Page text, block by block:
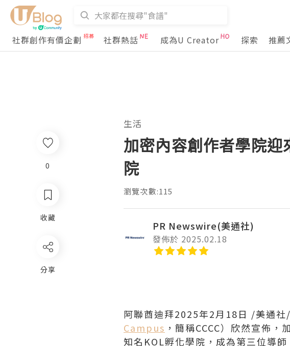
社群創作有價企劃
社群熱話 成為U Creator 探索 推薦
生活
加密內容創作者學院
院
瀏覽次數:115
PR Newswire(美通社)
發佈於 2025.02.18
阿聯酋迪拜2025年2月18日 /美通社
Campus ，簡稱CCCC）欣然宣佈，
知名KOL孵化學院，成為第三位導
0
收藏
分享